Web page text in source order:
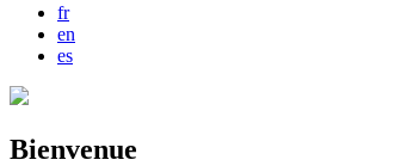
fr
en
es
Bienvenue